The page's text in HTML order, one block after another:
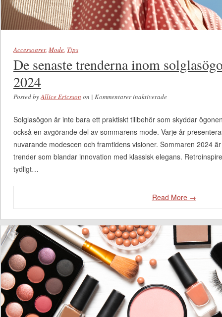
Accessoarer, Mode, Tips
De senaste trenderna inom
2024
Posted byAllice Ericsson on | Kommentarer inaktiverade
solglasögon för
sommaren 2024
Solglasögon är inte bara ett praktiskt tillbehör som skyddar
också en avgörande del av sommarens mode. Varje år
nuvarande modescen och framtidens visioner. Sommaren 2024
trender som blandar innovation med klassisk elegans.
tydligt…
Read More →